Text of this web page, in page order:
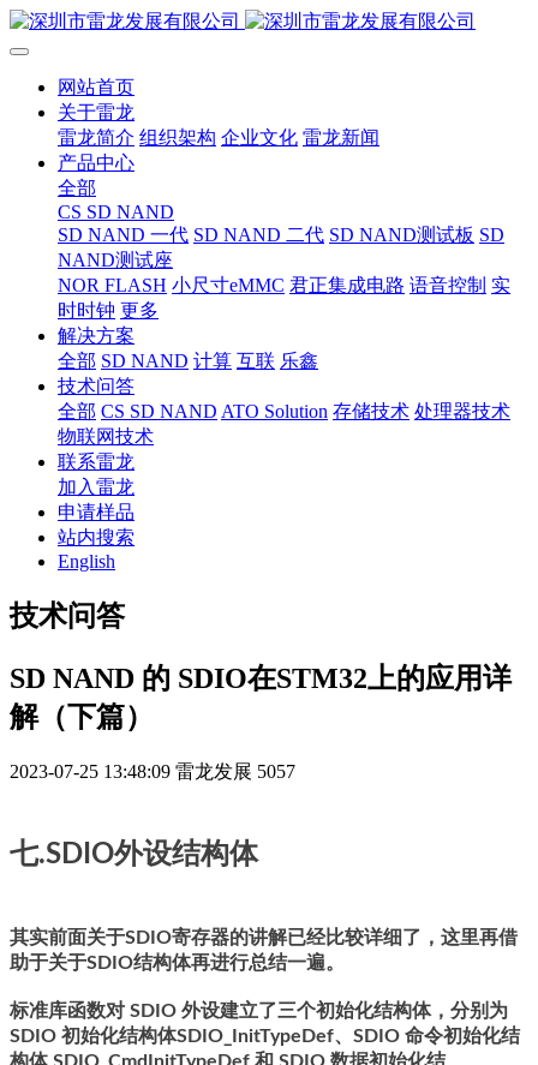
网站首页
关于雷龙
雷龙简介 组织架构 企业文化 雷龙新闻
产品中心
全部
CS SD NAND
SD NAND 一代 SD NAND 二代 SD NAND测试板 SD
NAND测试座
NOR FLASH 小尺寸eMMC 君正集成电路 语音控制 实
时时钟 更多
解决方案
全部 SD NAND 计算 互联 乐鑫
技术问答
全部 CS SD NAND ATO Solution 存储技术 处理器技术
物联网技术
联系雷龙
加入雷龙
申请样品
站内搜索
English
技术问答
SD NAND 的 SDIO在STM32上的应用详
解（下篇）
2023-07-25 13:48:09 雷龙发展 5057
七.SDIO外设结构体
其实前面关于SDIO寄存器的讲解已经比较详细了，这里再借
助于关于SDIO结构体再进行总结一遍。
标准库函数对 SDIO 外设建立了三个初始化结构体，分别为
SDIO 初始化结构体SDIO_InitTypeDef、SDIO 命令初始化结